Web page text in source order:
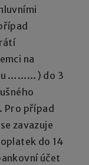
na
u ………) do 3
Pro případ
zavazuje
do 14
účet